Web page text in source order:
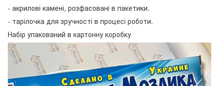
- акрилові камені, розфасовані в пакетики.
- тарілочка для зручності в процесі роботи.
Набір упакований в картонну коробку